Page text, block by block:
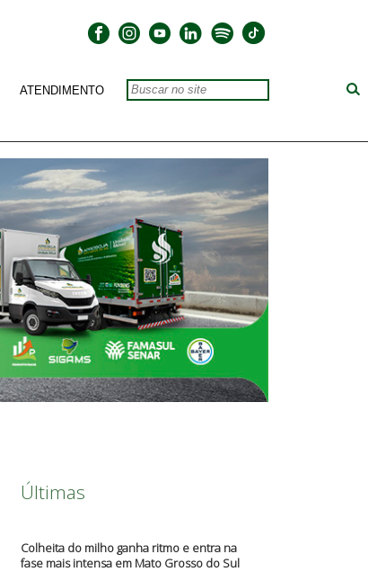
ATENDIMENTO
Últimas
Colheita do milho ganha ritmo e entra na
fase mais intensa em Mato Grosso do Sul